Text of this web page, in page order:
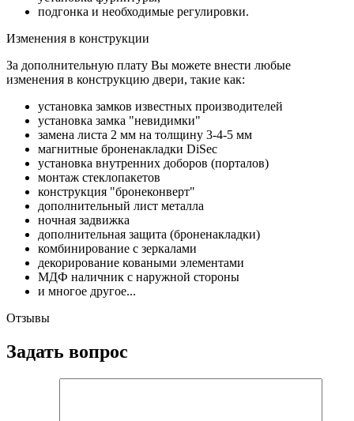
подгонка и необходимые регулировки.
Изменения в конструкции
За дополнительную плату Вы можете внести любые
изменения в конструкцию двери, такие как:
установка замков известных производителей
установка замка "невидимки"
замена листа 2 мм на толщину 3-4-5 мм
магнитные броненакладки DiSec
установка внутренних доборов (порталов)
монтаж стеклопакетов
конструкция "бронеконверт"
дополнительный лист металла
ночная задвижка
дополнительная защита (броненакладки)
комбинирование с зеркалами
декорирование коваными элементами
МДФ наличник с наружной стороны
и многое другое...
Отзывы
Задать вопрос